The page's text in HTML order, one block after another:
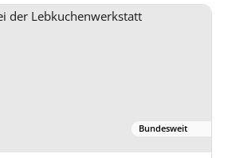
Bundesweit